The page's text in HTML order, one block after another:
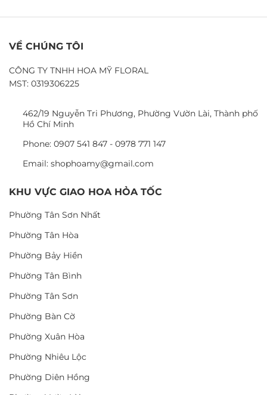
VỀ CHÚNG TÔI
CÔNG TY TNHH HOA MỸ FLORAL
MST: 0319306225
462/19 Nguyễn Tri Phương, Phường Vườn Lài, Thành phố
Hồ Chí Minh
Phone: 0907 541 847 - 0978 771 147
Email: shophoamy@gmail.com
KHU VỰC GIAO HOA HỎA TỐC
Phường Tân Sơn Nhất
Phường Tân Hòa
Phường Bảy Hiền
Phường Tân Bình
Phường Tân Sơn
Phường Bàn Cờ
Phường Xuân Hòa
Phường Nhiêu Lộc
Phường Diên Hồng